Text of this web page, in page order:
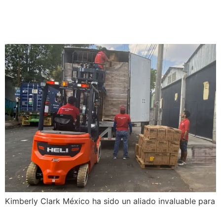
Kimberly Clark México ha sido un aliado invaluable para